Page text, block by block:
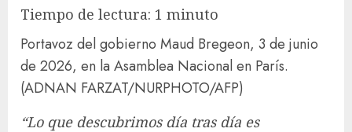
Tiempo de lectura: 1 minuto
Portavoz del gobierno Maud Bregeon, 3 de junio
de 2026, en la Asamblea Nacional en París.
(ADNAN FARZAT/NURPHOTO/AFP)
“Lo que descubrimos día tras día es